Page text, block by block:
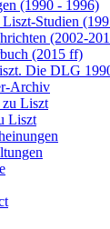
(1990 - 1996)
Liszt-Studien
(2002-
(2015 ff)
Die DLG
Archiv
Liszt
Liszt